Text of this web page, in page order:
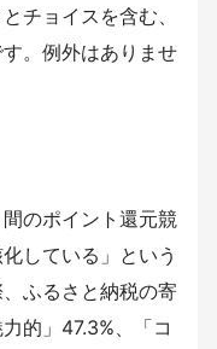
チョイスを含む、
。例外はありませ
のポイント還元競
している」という
ふるさと納税の寄
的」47.3%、「コ